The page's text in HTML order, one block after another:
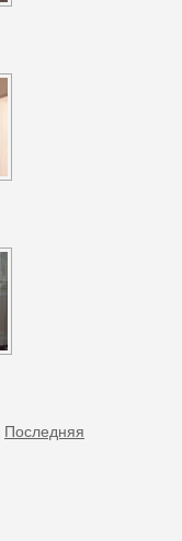
Последняя